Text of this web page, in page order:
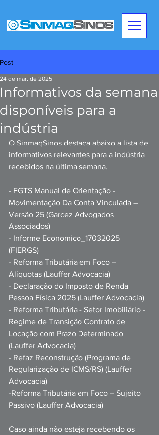
Post
Informativos da semana
disponíveis para a
indústria
24 de mar. de 2025
O SinmaqSinos destaca abaixo a lista de
informativos relevantes para a indústria
recebidos na última semana.
- FGTS Manual de Orientação -
Movimentação Da Conta Vinculada –
Versão 25 (Garcez Advogados
Associados)
- Informe Economico_17032025
(FIERGS)
- Reforma Tributária em Foco –
Alíquotas (Lauffer Advocacia)
- Declaração do Imposto de Renda
Pessoa Física 2025 (Lauffer Advocacia)
- Reforma Tributária - Setor Imobiliário -
Regime de Transição Contrato de
Locação com Prazo Determinado
(Lauffer Advocacia)
- Refaz Reconstrução (Programa de
Regularização de ICMS/RS) (Lauffer
Advocacia)
-Reforma Tributária em Foco – Sujeito
Passivo (Lauffer Advocacia)
Caso ainda não esteja recebendo os